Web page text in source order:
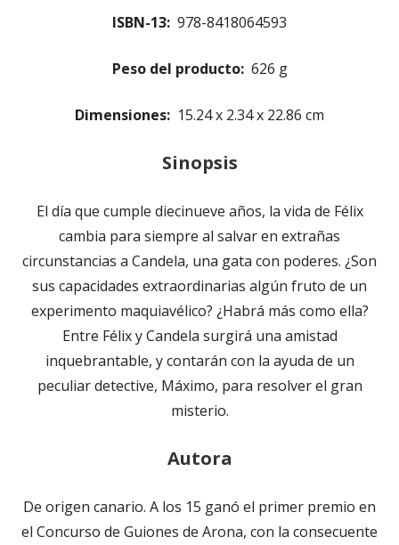
ISBN-13: ‎ 978-8418064593
Peso del producto: ‎ 626 g
Dimensiones: ‎ 15.24 x 2.34 x 22.86 cm
Sinopsis
El día que cumple diecinueve años, la vida de Félix
cambia para siempre al salvar en extrañas
circunstancias a Candela, una gata con poderes. ¿Son
sus capacidades extraordinarias algún fruto de un
experimento maquiavélico? ¿Habrá más como ella?
Entre Félix y Candela surgirá una amistad
inquebrantable, y contarán con la ayuda de un
peculiar detective, Máximo, para resolver el gran
misterio.
Autora
De origen canario. A los 15 ganó el primer premio en
el Concurso de Guiones de Arona, con la consecuente